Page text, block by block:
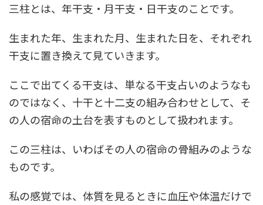
三柱とは、年干支・月干支・日干支のことです。
生まれた年、生まれた月、生まれた日を、それぞれ
干支に置き換えて見ていきます。
ここで出てくる干支は、単なる干支占いのようなも
のではなく、十干と十二支の組み合わせとして、そ
の人の宿命の土台を表すものとして扱われます。
この三柱は、いわばその人の宿命の骨組みのような
ものです。
私の感覚では、体質を見るときに血圧や体温だけで